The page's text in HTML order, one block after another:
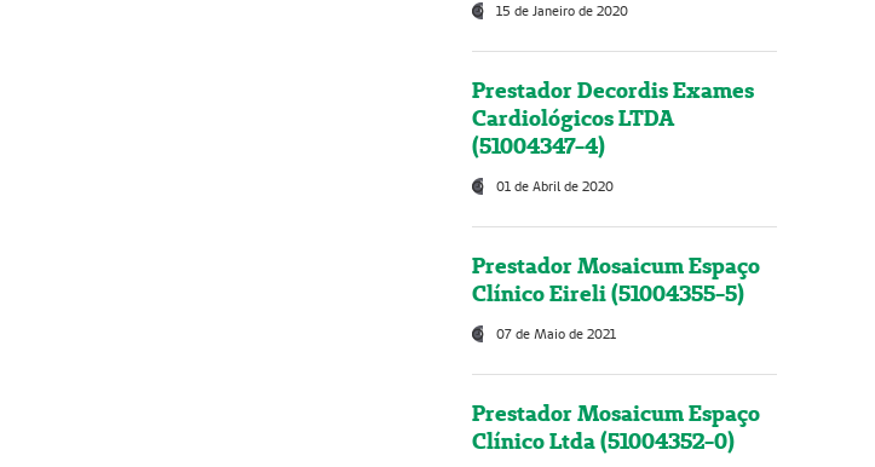
15 de Janeiro de 2020
Prestador Decordis Exames
Cardiológicos LTDA
(51004347-4)
01 de Abril de 2020
Prestador Mosaicum Espaço
Clínico Eireli (51004355-5)
07 de Maio de 2021
Prestador Mosaicum Espaço
Clínico Ltda (51004352-0)